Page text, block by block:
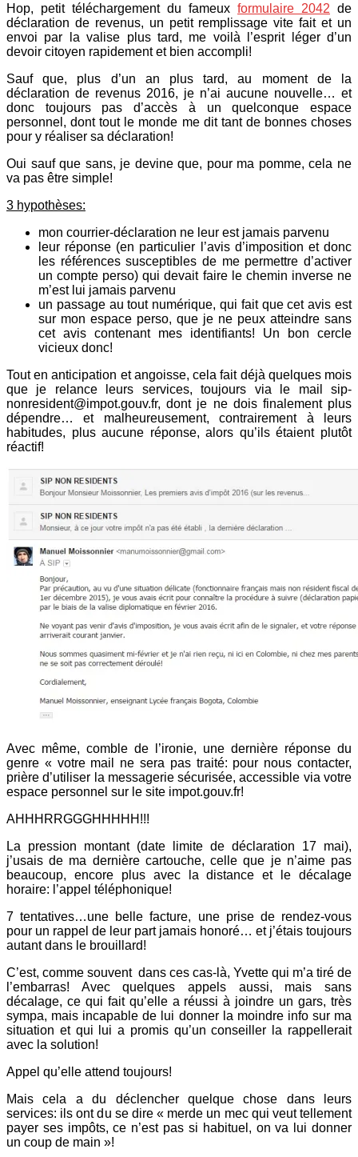
Hop, petit téléchargement du fameux formulaire 2042 de
déclaration de revenus, un petit remplissage vite fait et un
envoi par la valise plus tard, me voilà l’esprit léger d’un
devoir citoyen rapidement et bien accompli!
Sauf que, plus d’un an plus tard, au moment de la
déclaration de revenus 2016, je n’ai aucune nouvelle… et
donc toujours pas d’accès à un quelconque espace
personnel, dont tout le monde me dit tant de bonnes choses
pour y réaliser sa déclaration!
Oui sauf que sans, je devine que, pour ma pomme, cela ne
va pas être simple!
3 hypothèses:
mon courrier-déclaration ne leur est jamais parvenu
leur réponse (en particulier l’avis d’imposition et donc
les références susceptibles de me permettre d’activer
un compte perso) qui devait faire le chemin inverse ne
m’est lui jamais parvenu
un passage au tout numérique, qui fait que cet avis est
sur mon espace perso, que je ne peux atteindre sans
cet avis contenant mes identifiants! Un bon cercle
vicieux donc!
Tout en anticipation et angoisse, cela fait déjà quelques mois
que je relance leurs services, toujours via le mail sip-
nonresident@impot.gouv.fr, dont je ne dois finalement plus
dépendre… et malheureusement, contrairement à leurs
habitudes, plus aucune réponse, alors qu’ils étaient plutôt
réactif!
Avec même, comble de l’ironie, une dernière réponse du
genre « votre mail ne sera pas traité: pour nous contacter,
prière d’utiliser la messagerie sécurisée, accessible via votre
espace personnel sur le site impot.gouv.fr!
AHHHRRGGGHHHHH!!!
La pression montant (date limite de déclaration 17 mai),
j’usais de ma dernière cartouche, celle que je n’aime pas
beaucoup, encore plus avec la distance et le décalage
horaire: l’appel téléphonique!
7 tentatives…une belle facture, une prise de rendez-vous
pour un rappel de leur part jamais honoré… et j’étais toujours
autant dans le brouillard!
C’est, comme souvent dans ces cas-là, Yvette qui m’a tiré de
l’embarras! Avec quelques appels aussi, mais sans
décalage, ce qui fait qu’elle a réussi à joindre un gars, très
sympa, mais incapable de lui donner la moindre info sur ma
situation et qui lui a promis qu’un conseiller la rappellerait
avec la solution!
Appel qu’elle attend toujours!
Mais cela a du déclencher quelque chose dans leurs
services: ils ont du se dire « merde un mec qui veut tellement
payer ses impôts, ce n’est pas si habituel, on va lui donner
un coup de main »!